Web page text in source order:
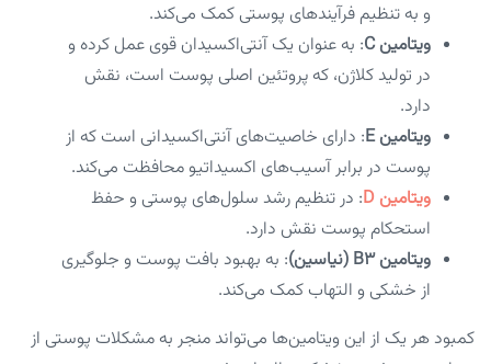
و به تنظیم فرآیندهای پوستی کمک می‌کند.
ویتامین C : به عنوان یک آنتی‌اکسیدان قوی عمل کرده و
در تولید کلاژن، که پروتئین اصلی پوست است، نقش
دارد.
ویتامین E : دارای خاصیت‌های آنتی‌اکسیدانی است که از
پوست در برابر آسیب‌های اکسیداتیو محافظت می‌کند.
ویتامین D
: در تنظیم رشد سلول‌های پوستی و حفظ
استحکام پوست نقش دارد.
ویتامین B3 (نیاسین)
: به بهبود بافت پوست و جلوگیری
از خشکی و التهاب کمک می‌کند.
کمبود هر یک از این ویتامین‌ها می‌تواند منجر به مشکلات پوستی از